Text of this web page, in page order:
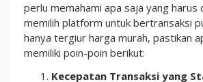
perlu memahami apa saja yang harus
memilih platform untuk bertransaksi
hanya tergiur harga murah, pastikan
memiliki poin-poin berikut:
Kecepatan Transaksi yang